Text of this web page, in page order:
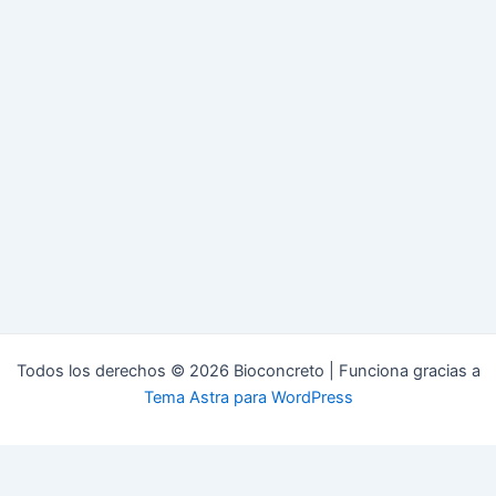
Todos los derechos © 2026 Bioconcreto | Funciona gracias a
Tema Astra para WordPress